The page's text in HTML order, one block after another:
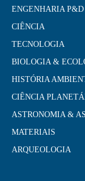
ENGENHARIA P&D
CIÊNCIA
TECNOLOGIA
BIOLOGIA &
HISTÓRIA
CIÊNCIA
ASTRONOMIA &
MATERIAIS
ARQUEOLOGIA